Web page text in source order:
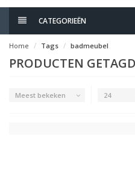
CATEGORIEËN
Home Tags badmeubel
PRODUCTEN
Meest bekeken 24